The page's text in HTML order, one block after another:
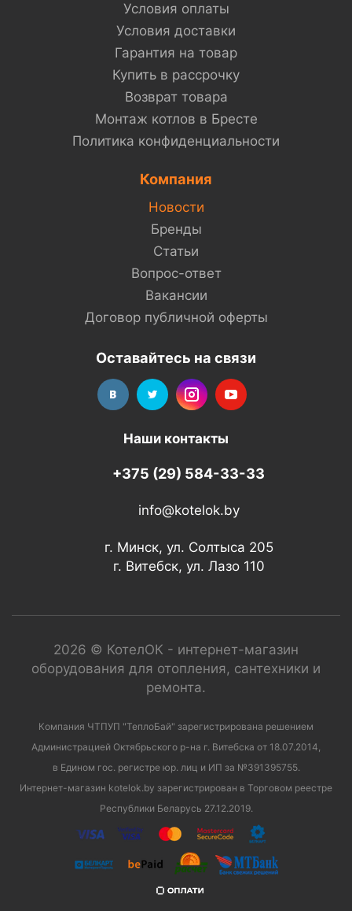
Условия оплаты
Условия доставки
Гарантия на товар
Купить в рассрочку
Возврат товара
Монтаж котлов в Бресте
Политика конфиденциальности
Компания
Новости
Бренды
Статьи
Вопрос-ответ
Вакансии
Договор публичной оферты
Оставайтесь на связи
Наши контакты
+375 (29) 584-33-33
info@kotelok.by
г. Минск, ул. Солтыса 205
г. Витебск, ул. Лазо 110
2026 © КотелОК - интернет-магазин
оборудования для отопления, сантехники и
ремонта.
Компания ЧТПУП "ТеплоБай" зарегистрирована решением
Администрацией Октябрьского р-на г. Витебска от 18.07.2014,
в Едином гос. регистре юр. лиц и ИП за №391395755.
Интернет-магазин kotelok.by зарегистрирован в Торговом реестре
Республики Беларусь 27.12.2019.